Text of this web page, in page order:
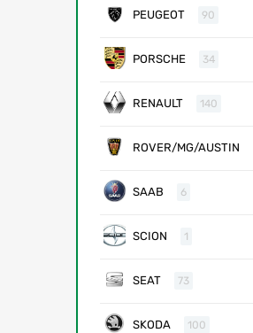
PEUGEOT 90
PORSCHE 34
RENAULT 140
ROVER/MG/AUSTIN
SAAB 6
SCION 1
SEAT 73
SKODA 100